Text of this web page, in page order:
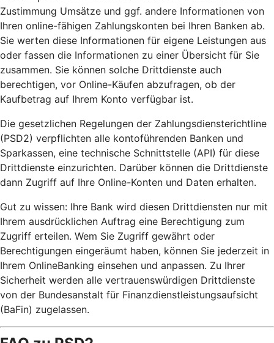
Zustimmung Umsätze und ggf. andere Informationen von
Ihren online-fähigen Zahlungskonten bei Ihren Banken ab.
Sie werten diese Informationen für eigene Leistungen aus
oder fassen die Informationen zu einer Übersicht für Sie
zusammen. Sie können solche Drittdienste auch
berechtigen, vor Online-Käufen abzufragen, ob der
Kaufbetrag auf Ihrem Konto verfügbar ist.
Die gesetzlichen Regelungen der Zahlungsdiensterichtline
(PSD2) verpflichten alle kontoführenden Banken und
Sparkassen, eine technische Schnittstelle (API) für diese
Drittdienste einzurichten. Darüber können die Drittdienste
dann Zugriff auf Ihre Online-Konten und Daten erhalten.
Gut zu wissen: Ihre Bank wird diesen Drittdiensten nur mit
Ihrem ausdrücklichen Auftrag eine Berechtigung zum
Zugriff erteilen. Wem Sie Zugriff gewährt oder
Berechtigungen eingeräumt haben, können Sie jederzeit in
Ihrem OnlineBanking einsehen und anpassen. Zu Ihrer
Sicherheit werden alle vertrauenswürdigen Drittdienste
von der Bundesanstalt für Finanzdienstleistungsaufsicht
(BaFin) zugelassen.